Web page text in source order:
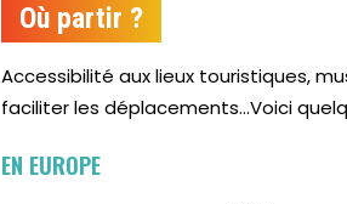
Où partir ?
Accessibilité aux lieux touristiques,
faciliter les déplacements...Voici
EN EUROPE